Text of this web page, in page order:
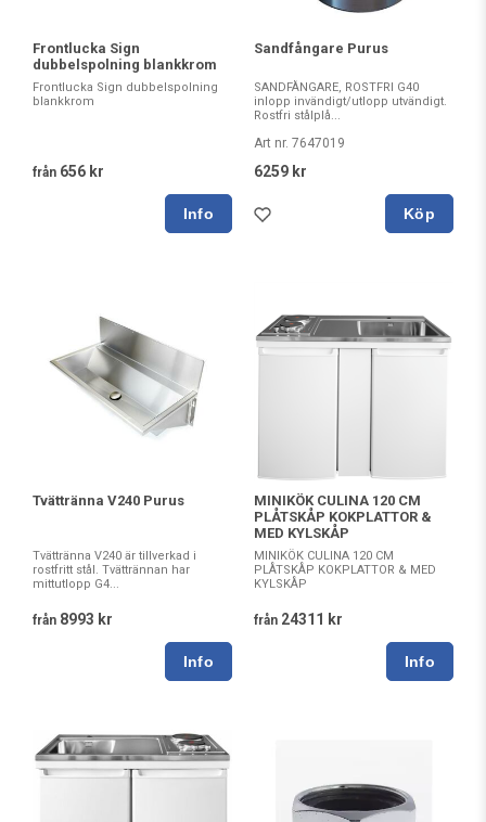
Frontlucka Sign
dubbelspolning blankkrom
Frontlucka Sign dubbelspolning
blankkrom
från 656 kr
Sandfångare Purus
SANDFÅNGARE, ROSTFRI G40
inlopp invändigt/utlopp utvändigt.
Rostfri stålplå...
Art nr. 7647019
6259 kr
Köp
Tvättränna V240 Purus
Tvättränna V240 är tillverkad i
rostfritt stål. Tvättrännan har
mittutlopp G4...
från 8993 kr
MINIKÖK CULINA 120 CM
PLÅTSKÅP KOKPLATTOR &
MED KYLSKÅP
MINIKÖK CULINA 120 CM
PLÅTSKÅP KOKPLATTOR & MED
KYLSKÅP
från 24311 kr